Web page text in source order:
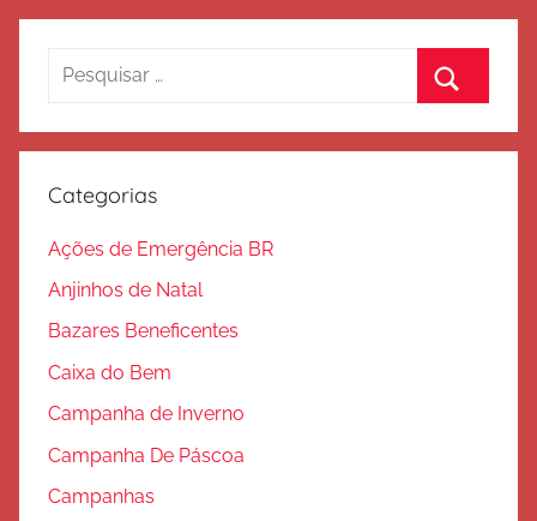
Pesquisar
Categorias
Ações de Emergência BR
Anjinhos de Natal
Bazares Beneficentes
Caixa do Bem
Campanha de Inverno
Campanha De Páscoa
Campanhas